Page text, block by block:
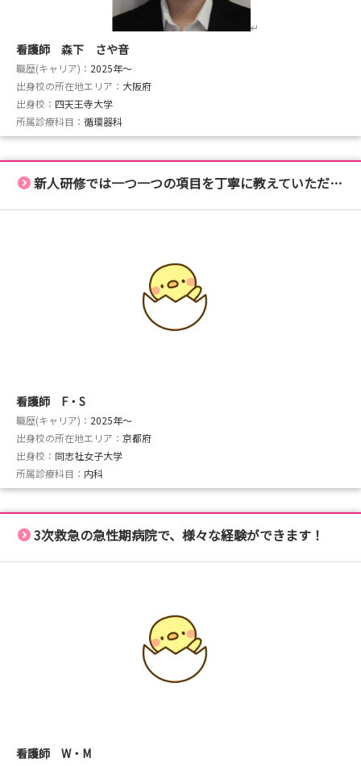
看護師 森下 さや音
職歴(キャリア)： 2025年〜
出身校の所在地エリア： 大阪府
出身校： 四天王寺大学
所属診療科目： 循環器科
新人研修では一つ一つの項目を丁寧に教えていただけます！
看護師 F・S
職歴(キャリア)： 2025年〜
出身校の所在地エリア： 京都府
出身校： 同志社女子大学
所属診療科目： 内科
3次救急の急性期病院で、様々な経験ができます！
看護師 W・M